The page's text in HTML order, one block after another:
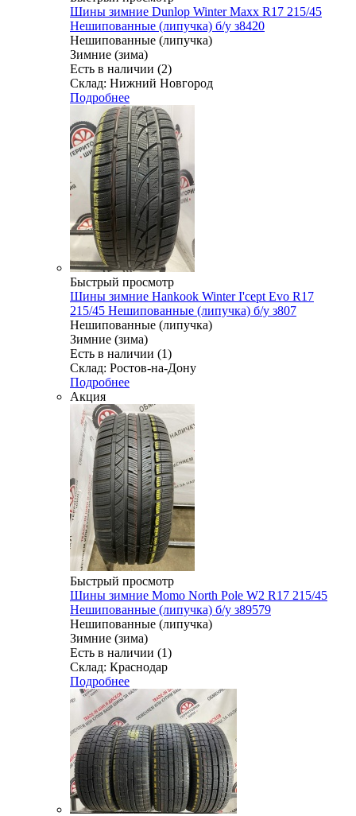
Шины зимние Dunlop Winter Maxx R17 215/45
Нешипованные (липучка) б/у з8420
Нешипованные (липучка)
Зимние (зима)
Есть в наличии (2)
Склад: Нижний Новгород
Подробнее
Быстрый просмотр
Шины зимние Hankook Winter I'cept Evo R17
215/45 Нешипованные (липучка) б/у з807
Нешипованные (липучка)
Зимние (зима)
Есть в наличии (1)
Склад: Ростов-на-Дону
Подробнее
Акция
Быстрый просмотр
Шины зимние Momo North Pole W2 R17 215/45
Нешипованные (липучка) б/у з89579
Нешипованные (липучка)
Зимние (зима)
Есть в наличии (1)
Склад: Краснодар
Подробнее